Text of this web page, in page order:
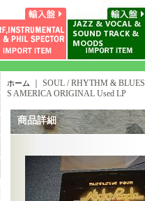
ホーム ｜ SOUL / RHYTHM &
S AMERICA ORIGINAL Used LP
商品詳細